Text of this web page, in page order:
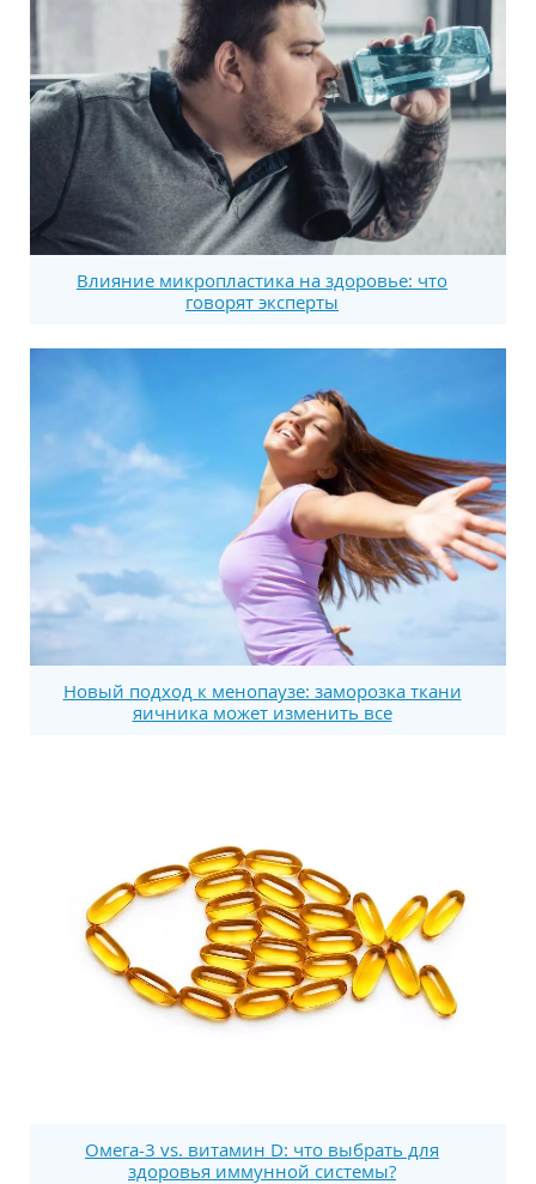
Влияние микропластика на здоровье: что
говорят эксперты
Новый подход к менопаузе: заморозка ткани
яичника может изменить все
Омега-3 vs. витамин D: что выбрать для
здоровья иммунной системы?